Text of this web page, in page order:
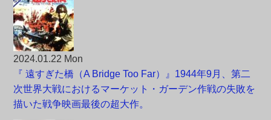
2024.01.22 Mon
『 遠すぎた橋（A Bridge Too Far）』1944年9月、第二
次世界大戦におけるマーケット・ガーデン作戦の失敗を
描いた戦争映画最後の超大作。